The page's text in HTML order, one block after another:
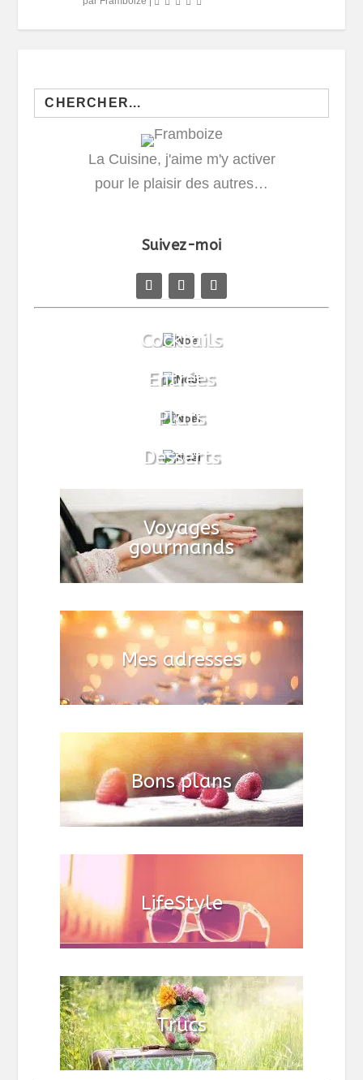
Search
for:
La Cuisine, j'aime m'y activer
pour le plaisir des autres…
Suivez-moi